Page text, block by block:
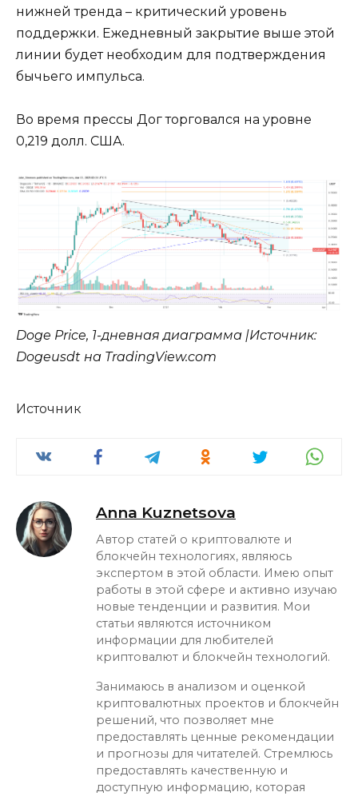
нижней тренда – критический уровень
поддержки. Ежедневный закрытие выше этой
линии будет необходим для подтверждения
бычьего импульса.
Во время прессы Дог торговался на уровне
0,219 долл. США.
Doge Price, 1-дневная диаграмма |Источник:
Dogeusdt на TradingView.com
Источник
Anna Kuznetsova
Автор статей о криптовалюте и
блокчейн технологиях, являюсь
экспертом в этой области. Имею опыт
работы в этой сфере и активно изучаю
новые тенденции и развития. Мои
статьи являются источником
информации для любителей
криптовалют и блокчейн технологий.
Занимаюсь в анализом и оценкой
криптовалютных проектов и блокчейн
решений, что позволяет мне
предоставлять ценные рекомендации
и прогнозы для читателей. Стремлюсь
предоставлять качественную и
доступную информацию, которая